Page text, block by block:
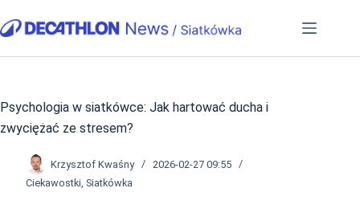
do
Psychologia w siatkówce: Jak hartować ducha i
zwyciężać ze stresem?
Krzysztof Kwaśny
2026-02-27 09:55
Ciekawostki, Siatkówka